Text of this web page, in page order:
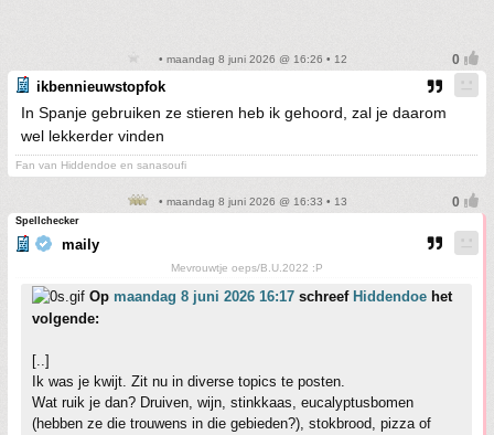
• maandag 8 juni 2026 @ 16:26 • 12
ikbennieuwstopfok
In Spanje gebruiken ze stieren heb ik gehoord, zal je daarom
wel lekkerder vinden
Fan van Hiddendoe en sanasoufi
• maandag 8 juni 2026 @ 16:33 • 13
Spellchecker
maily
Mevrouwtje oeps/B.U.2022 :P
Op maandag 8 juni 2026 16:17 schreef Hiddendoe het
volgende:
[..]
Ik was je kwijt. Zit nu in diverse topics te posten.
Wat ruik je dan? Druiven, wijn, stinkkaas, eucalyptusbomen
(hebben ze die trouwens in die gebieden?), stokbrood, pizza of